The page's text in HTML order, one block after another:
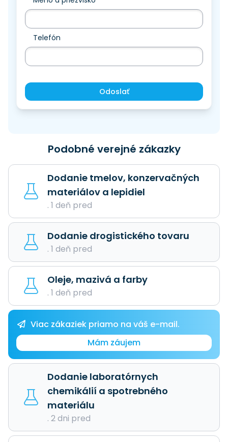
Telefón
Odoslať
Podobné verejné zákazky
Dodanie tmelov, konzervačných
materiálov a lepidiel
. 1 deň pred
Dodanie drogistického tovaru
. 1 deň pred
Oleje, mazivá a farby
. 1 deň pred
Viac zákaziek priamo na váš e-mail.
Mám záujem
Dodanie laboratórnych
chemikálií a spotrebného
materiálu
. 2 dni pred